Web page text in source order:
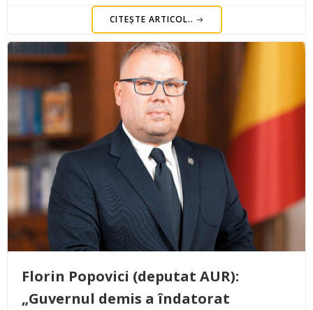
CITEȘTE ARTICOL..
Florin Popovici (deputat AUR):
„Guvernul demis a îndatorat